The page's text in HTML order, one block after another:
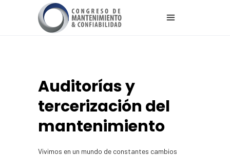
Auditorías y
tercerización del
mantenimiento
Vivimos en un mundo de constantes cambios